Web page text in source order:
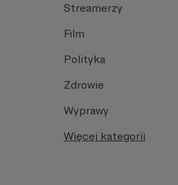
Streamerzy
Film
Polityka
Zdrowie
Wyprawy
Więcej kategorii